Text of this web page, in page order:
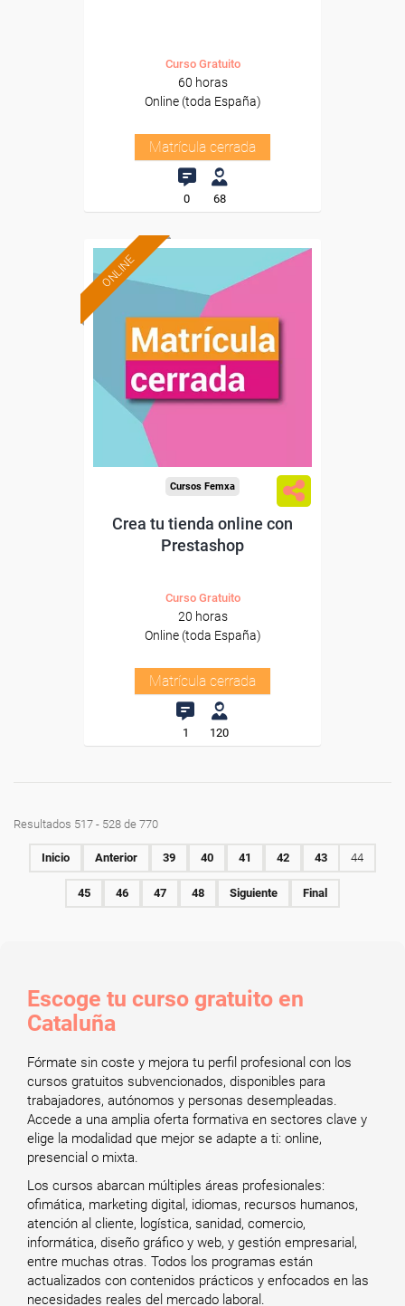
Curso Gratuito
60 horas
Online (toda España)
Matrícula cerrada
0 68
ONLINE
Cursos Femxa
Crea tu tienda online con
Prestashop
Curso Gratuito
20 horas
Online (toda España)
Matrícula cerrada
1 120
Resultados 517 - 528 de 770
Inicio Anterior 39 40 41 42 43 44
45 46 47 48 Siguiente Final
Escoge tu curso gratuito en
Cataluña
Fórmate sin coste y mejora tu perfil profesional con los
cursos gratuitos subvencionados, disponibles para
trabajadores, autónomos y personas desempleadas.
Accede a una amplia oferta formativa en sectores clave y
elige la modalidad que mejor se adapte a ti: online,
presencial o mixta.
Los cursos abarcan múltiples áreas profesionales:
ofimática, marketing digital, idiomas, recursos humanos,
atención al cliente, logística, sanidad, comercio,
informática, diseño gráfico y web, y gestión empresarial,
entre muchas otras. Todos los programas están
actualizados con contenidos prácticos y enfocados en las
necesidades reales del mercado laboral.